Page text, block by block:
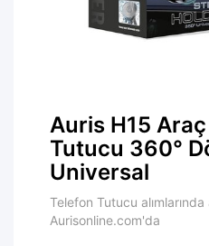
Auris H15
Tutucu 360°
Universal
Telefon Tutucu
Aurisonline.com'da